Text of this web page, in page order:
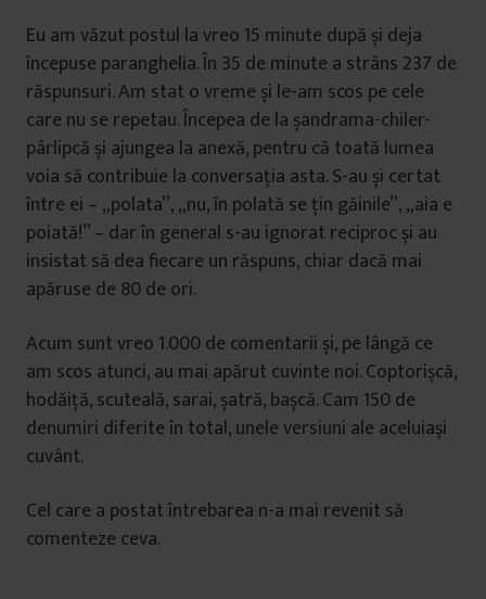
Eu am văzut postul la vreo 15 minute după și deja
începuse paranghelia. În 35 de minute a strâns 237 de
răspunsuri. Am stat o vreme și le-am scos pe cele
care nu se repetau. Începea de la șandrama-chiler-
pârlipcă și ajungea la anexă, pentru că toată lumea
voia să contribuie la conversația asta. S-au și certat
între ei – „polata”, „nu, în polată se țin găinile”, „aia e
poiată!” – dar în general s-au ignorat reciproc și au
insistat să dea fiecare un răspuns, chiar dacă mai
apăruse de 80 de ori.
Acum sunt vreo 1.000 de comentarii și, pe lângă ce
am scos atunci, au mai apărut cuvinte noi. Coptorișcă,
hodăiță, scuteală, sarai, șatră, bașcă. Cam 150 de
denumiri diferite în total, unele versiuni ale aceluiași
cuvânt.
Cel care a postat întrebarea n-a mai revenit să
comenteze ceva.